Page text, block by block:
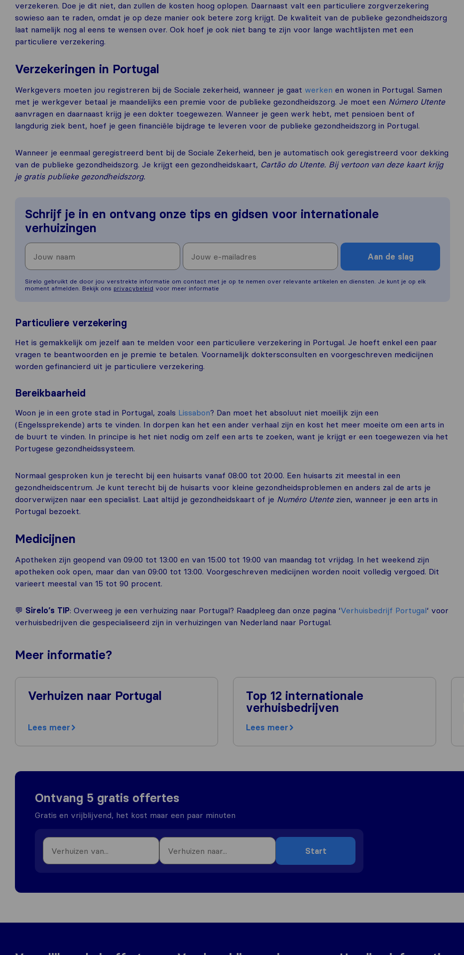
verzekeren. Doe je dit niet, dan zullen de kosten hoog oplopen. Daarnaast valt een particuliere zorgverzekering
sowieso aan te raden, omdat je op deze manier ook betere zorg krijgt. De kwaliteit van de publieke gezondheidszorg
laat namelijk nog al eens te wensen over. Ook hoef je ook niet bang te zijn voor lange wachtlijsten met een
particuliere verzekering.
Verzekeringen in Portugal
Werkgevers moeten jou registreren bij de Sociale zekerheid, wanneer je gaat werken en wonen in Portugal. Samen
met je werkgever betaal je maandelijks een premie voor de publieke gezondheidszorg. Je moet een Número Utente
aanvragen en daarnaast krijg je een dokter toegewezen. Wanneer je geen werk hebt, met pensioen bent of
langdurig ziek bent, hoef je geen financiële bijdrage te leveren voor de publieke gezondheidszorg in Portugal.
Wanneer je eenmaal geregistreerd bent bij de Sociale Zekerheid, ben je automatisch ook geregistreerd voor dekking
van de publieke gezondheidszorg. Je krijgt een gezondheidskaart, Cartão do Utente. Bij vertoon van deze kaart krijg
je gratis publieke gezondheidszorg.
Schrijf je in en ontvang onze tips en gidsen voor internationale
verhuizingen
Aan de slag
Sirelo gebruikt de door jou verstrekte informatie om contact met je op te nemen over relevante artikelen en diensten. Je kunt je op elk
moment afmelden. Bekijk ons privacybeleid voor meer informatie
Particuliere verzekering
Het is gemakkelijk om jezelf aan te melden voor een particuliere verzekering in Portugal. Je hoeft enkel een paar
vragen te beantwoorden en je premie te betalen. Voornamelijk doktersconsulten en voorgeschreven medicijnen
worden gefinancierd uit je particuliere verzekering.
Bereikbaarheid
Woon je in een grote stad in Portugal, zoals Lissabon? Dan moet het absoluut niet moeilijk zijn een
(Engelssprekende) arts te vinden. In dorpen kan het een ander verhaal zijn en kost het meer moeite om een arts in
de buurt te vinden. In principe is het niet nodig om zelf een arts te zoeken, want je krijgt er een toegewezen via het
Portugese gezondheidssysteem.
Normaal gesproken kun je terecht bij een huisarts vanaf 08:00 tot 20:00. Een huisarts zit meestal in een
gezondheidscentrum. Je kunt terecht bij de huisarts voor kleine gezondheidsproblemen en anders zal de arts je
doorverwijzen naar een specialist. Laat altijd je gezondheidskaart of je Numéro Utentezien, wanneer je een arts in
Portugal bezoekt.
Medicijnen
Apotheken zijn geopend van 09:00 tot 13:00 en van 15:00 tot 19:00 van maandag tot vrijdag. In het weekend zijn
apotheken ook open, maar dan van 09:00 tot 13:00. Voorgeschreven medicijnen worden nooit volledig vergoed. Dit
varieert meestal van 15 tot 90 procent.
💬 Sirelo’s TIP: Overweeg je een verhuizing naar Portugal? Raadpleeg dan onze pagina ‘Verhuisbedrijf Portugal‘ voor
verhuisbedrijven die gespecialiseerd zijn in verhuizingen van Nederland naar Portugal.
Meer informatie?
Verhuizen naar Portugal
Lees meer
Top 12 internationale
verhuisbedrijven
Lees meer
Ontvang 5 gratis offertes
Gratis en vrijblijvend, het kost maar een paar minuten
Start